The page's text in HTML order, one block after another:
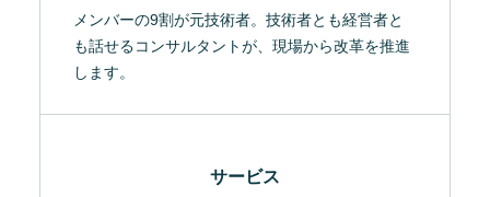
メンバーの9割が元技術者。技術者とも経営者と
も話せるコンサルタントが、現場から改革を推進
します。
サービス